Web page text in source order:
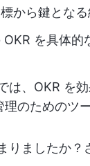
から鍵とな
OKR を具体的
は、OKR を
理のためのツ
りましたか？